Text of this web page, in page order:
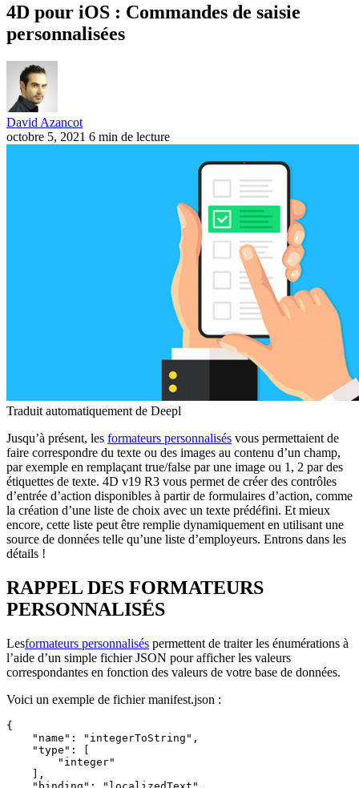
4D pour iOS : Commandes de saisie
personnalisées
David Azancot
octobre 5, 2021 6 min de lecture
Traduit automatiquement de Deepl
Jusqu’à présent, les formateurs personnalisés vous permettaient de
faire correspondre du texte ou des images au contenu d’un champ,
par exemple en remplaçant true/false par une image ou 1, 2 par des
étiquettes de texte. 4D v19 R3 vous permet de créer des contrôles
d’entrée d’action disponibles à partir de formulaires d’action, comme
la création d’une liste de choix avec un texte prédéfini. Et mieux
encore, cette liste peut être remplie dynamiquement en utilisant une
source de données telle qu’une liste d’employeurs. Entrons dans les
détails !
RAPPEL DES FORMATEURS
PERSONNALISÉS
Lesformateurs personnalisés permettent de traiter les énumérations à
l’aide d’un simple fichier JSON pour afficher les valeurs
correspondantes en fonction des valeurs de votre base de données.
Voici un exemple de fichier manifest.json :
{
    "name": "integerToString",
    "type": [
        "integer"
    ],